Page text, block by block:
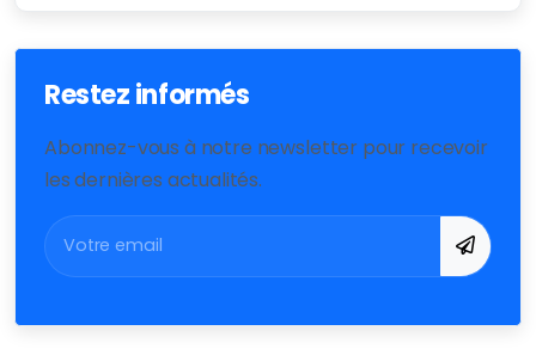
Restez informés
Abonnez-vous à notre newsletter pour recevoir
les dernières actualités.